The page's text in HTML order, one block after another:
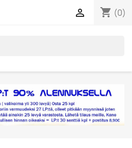
shopping_cart (0)
